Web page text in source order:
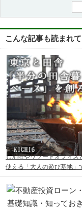
こんな記事も読まれ
飯能ベース｜飯能・青梅で
し別荘やリゾートオフィス
使える「大人の遊び基地」
ルライフ